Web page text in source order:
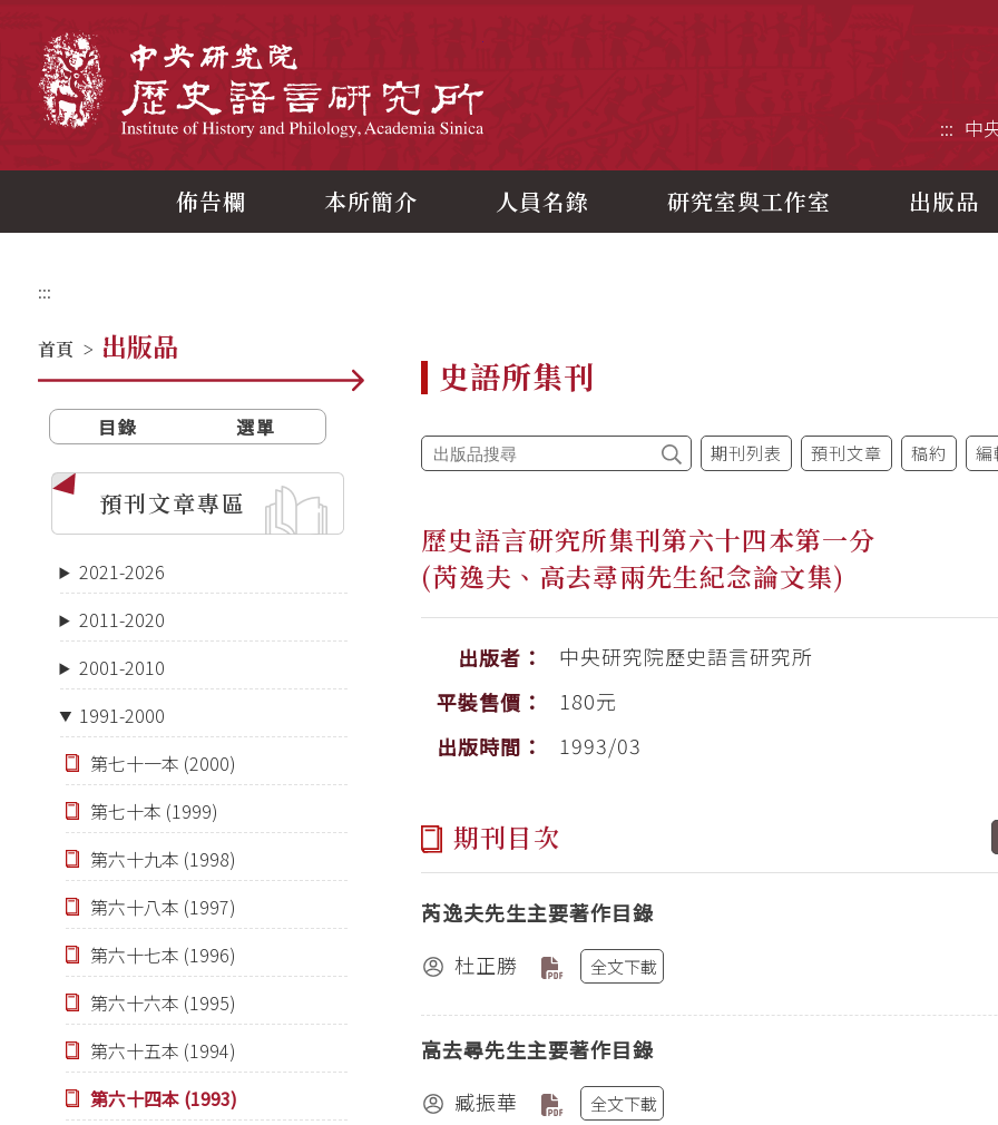
::: 中
佈告欄 本所簡介 人員名錄 研究室與工作室 出版品
:::
首頁 > 出版品
目錄 選單
預刊文章專區
2021-2026
2011-2020
2001-2010
1991-2000
第七十一本 (2000)
第七十本 (1999)
第六十九本 (1998)
第六十八本 (1997)
第六十七本 (1996)
第六十六本 (1995)
第六十五本 (1994)
第六十四本 (1993)
史語所集刊
期刊列表 預刊文章 稿約 編
歷史語言研究所集刊第六十四本第一分
(芮逸夫、高去尋兩先生紀念論文集)
出版者：
中央研究院歷史語言研究所
平裝售價：
180元
出版時間：
1993/03
期刊目次
芮逸夫先生主要著作目錄
杜正勝
全文下載
高去尋先生主要著作目錄
臧振華
全文下載